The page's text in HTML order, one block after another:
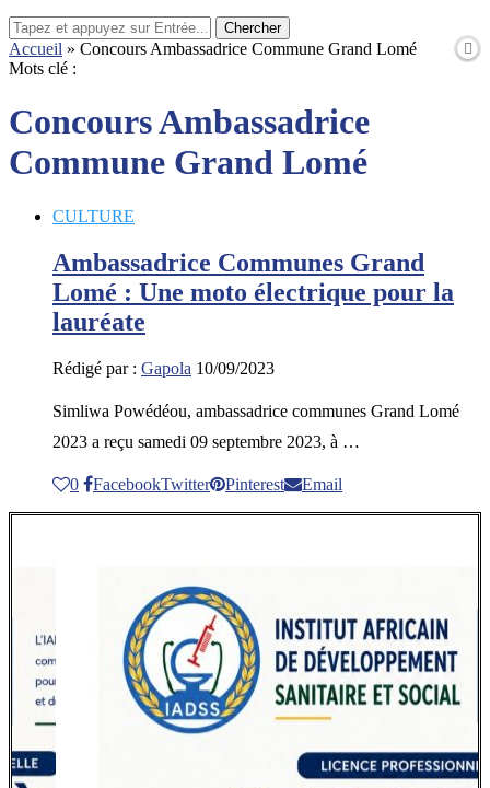
Chercher
Accueil » Concours Ambassadrice Commune Grand Lomé
Mots clé :
Concours Ambassadrice
Commune Grand Lomé
CULTURE
Ambassadrice Communes Grand
Lomé : Une moto électrique pour la
lauréate
Rédigé par : Gapola 10/09/2023
Simliwa Powédéou, ambassadrice communes Grand Lomé
2023 a reçu samedi 09 septembre 2023, à …
0 FacebookTwitter Pinterest Email